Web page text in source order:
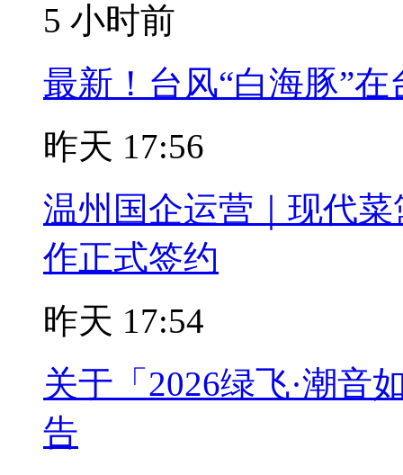
5 小时前
最新！台风“白海豚”
昨天 17:56
温州国企运营｜现代
作正式签约
昨天 17:54
关于「2026绿飞·潮音
告